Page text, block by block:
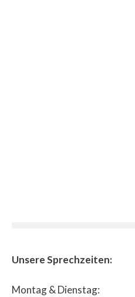
Unsere Sprechzeiten:
Montag & Dienstag: